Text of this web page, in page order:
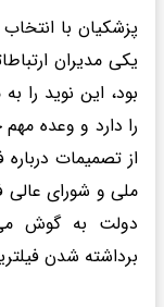
پزشکیان با
یکی مدیران
بود، این نوید را
را دارد و وعده
از تصمیمات
ملی و شورای عالی
دولت به گوش
برداشته شدن